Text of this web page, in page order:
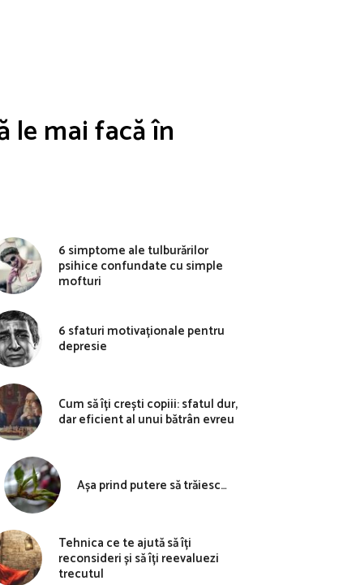
le mai facă în
6 simptome ale tulburărilor
psihice confundate cu simple
mofturi
6 sfaturi motivaționale pentru
depresie
Cum să îți crești copiii: sfatul dur,
dar eficient al unui bătrân evreu
Așa prind putere să trăiesc…
Tehnica ce te ajută să îți
reconsideri și să îți reevaluezi
trecutul